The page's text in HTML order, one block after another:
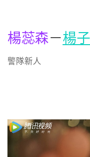
楊蕊森－楊
警隊新人